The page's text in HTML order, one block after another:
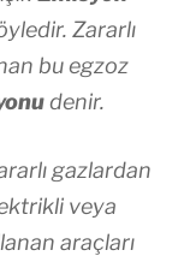
Zararlı
bu egzoz
denir.
gazlardan
veya
araçları